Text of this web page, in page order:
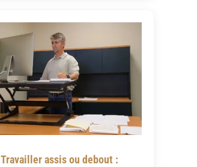
Travailler assis ou debout :